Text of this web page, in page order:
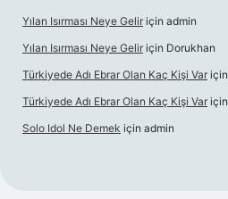
Yılan Isırması Neye Gelir için admin
Yılan Isırması Neye Gelir için Dorukhan
Türkiyede Adı Ebrar Olan Kaç Kişi Var için
Türkiyede Adı Ebrar Olan Kaç Kişi Var için
Solo Idol Ne Demek için admin